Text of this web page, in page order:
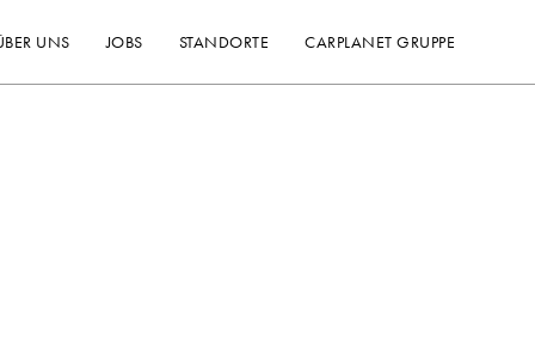
UNS JOBS STANDORTE CARPLANET GRUPPE